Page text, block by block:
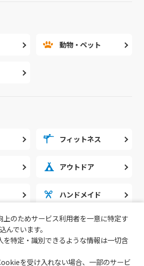
動物・ペット
フィットネス
アウトドア
ハンドメイド
ノウハウ
上のためサービス利用者を一意に特定す
でいます。
を特定・識別できるような情報は一切含
を受け入れない場合、一部のサービ